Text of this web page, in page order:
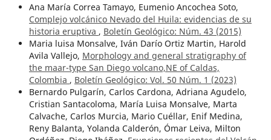
Ana María Correa Tamayo, Eumenio Ancochea Soto,
Complejo volcánico Nevado del Huila: evidencias de su
historia eruptiva , Boletín Geológico: Núm. 43 (2015)
Maria luisa Monsalve, Iván Darío Ortiz Martin, Harold
Avila Vallejo, Morphology and general stratigraphy of
the maar-type San Diego volcano,NE of Caldas,
Colombia , Boletín Geológico: Vol. 50 Núm. 1 (2023)
Bernardo Pulgarín, Carlos Cardona, Adriana Agudelo,
Cristian Santacoloma, María Luisa Monsalve, Marta
Calvache, Carlos Murcia, Mario Cuéllar, Enif Medina,
Reny Balanta, Yolanda Calderón, Ómar Leiva, Milton